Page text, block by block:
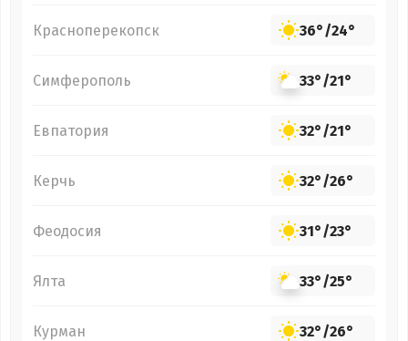
Красноперекопск 36°/24°
Симферополь 33°/21°
Евпатория 32°/21°
Керчь 32°/26°
Феодосия 31°/23°
Ялта 33°/25°
Курман 32°/26°